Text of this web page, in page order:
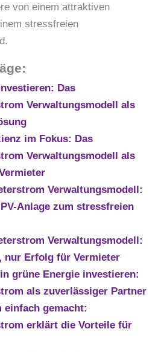
von einem attraktiven
stressfreien
Das
Verwaltungsmodell als
im Fokus: Das
Verwaltungsmodell als
Verwaltungsmodell:
Anlage zum stressfreien
Verwaltungsmodell:
nur Erfolg für Vermieter
grüne Energie investieren:
als zuverlässiger Partner
einfach gemacht:
erklärt die Vorteile für